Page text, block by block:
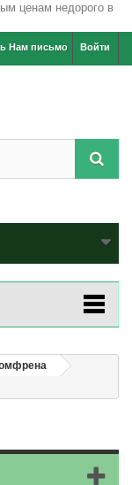
Войти
Нам письмо